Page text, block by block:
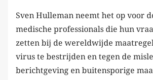
Sven Hulleman neemt het op voor
medische professionals die hun
zetten bij de wereldwijde
virus te bestrijden en tegen de
berichtgeving en buitensporige